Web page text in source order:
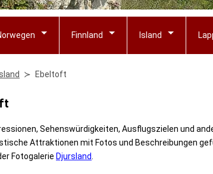
Finnland Island
Ebeltoft
Sehenswürdigkeiten, Ausflugszielen und
Attraktionen mit Fotos und Beschreibungen
Fotogalerie Djursland